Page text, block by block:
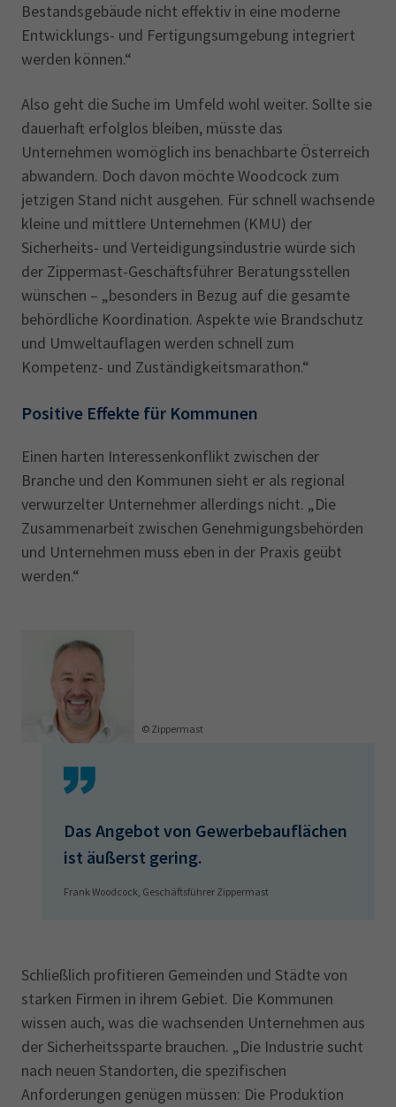
Bestandsgebäude nicht effektiv in eine moderne
Entwicklungs- und Fertigungsumgebung integriert
werden können.“
Also geht die Suche im Umfeld wohl weiter. Sollte sie
dauerhaft erfolglos bleiben, müsste das
Unternehmen womöglich ins benachbarte Österreich
abwandern. Doch davon möchte Woodcock zum
jetzigen Stand nicht ausgehen. Für schnell wachsende
kleine und mittlere Unternehmen (KMU) der
Sicherheits- und Verteidigungsindustrie würde sich
der Zippermast-Geschäftsführer Beratungsstellen
wünschen – „besonders in Bezug auf die gesamte
behördliche Koordination. Aspekte wie Brandschutz
und Umweltauflagen werden schnell zum
Kompetenz- und Zuständigkeitsmarathon.“
Positive Effekte für Kommunen
Einen harten Interessenkonflikt zwischen der
Branche und den Kommunen sieht er als regional
verwurzelter Unternehmer allerdings nicht. „Die
Zusammenarbeit zwischen Genehmigungsbehörden
und Unternehmen muss eben in der Praxis geübt
werden.“
© Zippermast
Das Angebot von Gewerbebauflächen
ist äußerst gering.
Frank Woodcock, Geschäftsführer Zippermast
Schließlich profitieren Gemeinden und Städte von
starken Firmen in ihrem Gebiet. Die Kommunen
wissen auch, was die wachsenden Unternehmen aus
der Sicherheitssparte brauchen. „Die Industrie sucht
nach neuen Standorten, die spezifischen
Anforderungen genügen müssen: Die Produktion